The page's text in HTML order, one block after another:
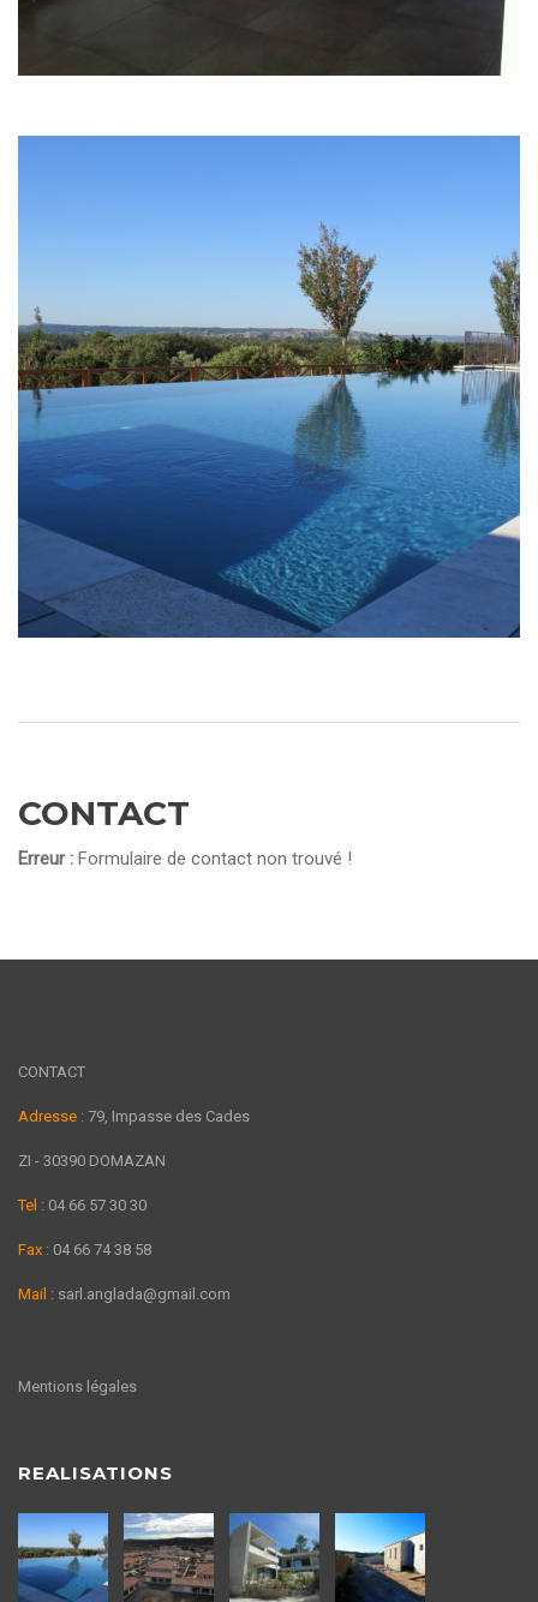
CONTACT
Erreur : Formulaire de contact non trouvé !
CONTACT
Adresse : 79, Impasse des Cades
ZI - 30390 DOMAZAN
Tel : 04 66 57 30 30
Fax : 04 66 74 38 58
Mail : sarl.anglada@gmail.com
Mentions légales
REALISATIONS